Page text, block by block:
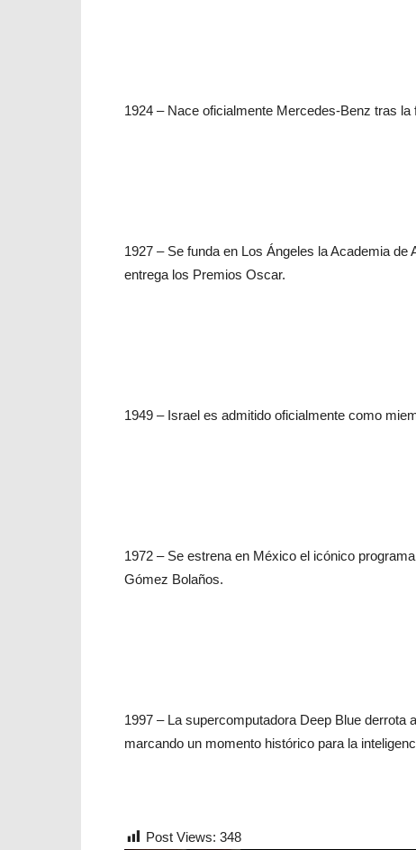
1924 – Nace oficialmente Mercedes-Benz tras
1927 – Se funda en Los Ángeles la Academia
entrega los Premios Oscar.
1949 – Israel es admitido oficialmente como
1972 – Se estrena en México el icónico
Gómez Bolaños.
1997 – La supercomputadora Deep Blue
marcando un momento histórico para la
Post Views: 348